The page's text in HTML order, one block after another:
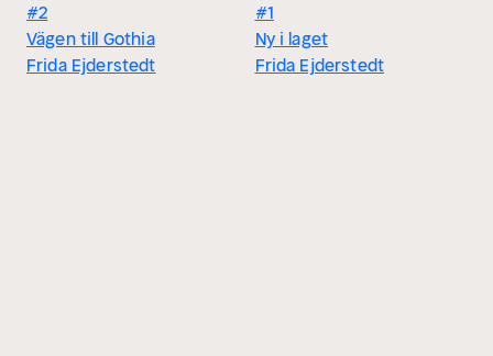
#2
Vägen till Gothia
Frida Ejderstedt
#1
Ny i laget
Frida Ejderstedt